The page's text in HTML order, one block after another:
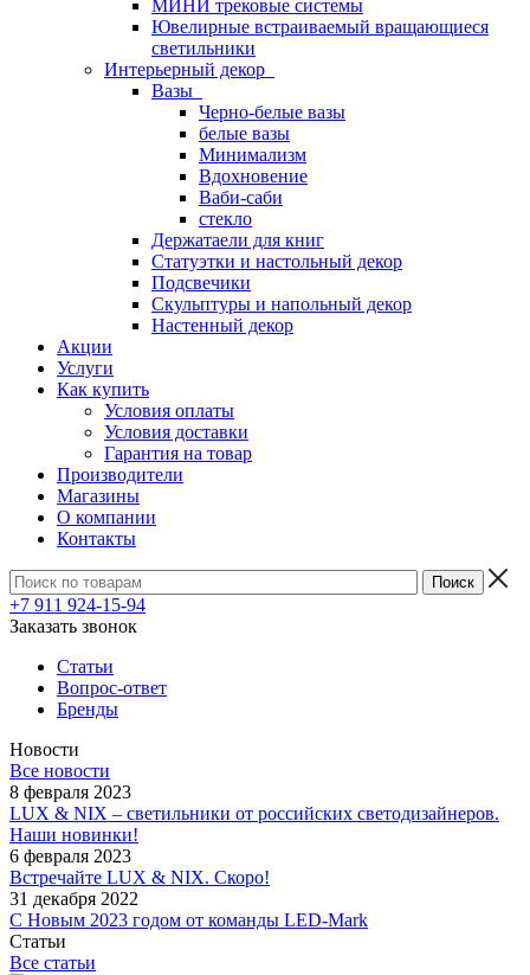
МИНИ трековые системы
Ювелирные встраиваемый вращающиеся
светильники
Интерьерный декор
Вазы
Черно-белые вазы
белые вазы
Минимализм
Вдохновение
Ваби-саби
стекло
Держатаели для книг
Статуэтки и настольный декор
Подсвечики
Скульптуры и напольный декор
Настенный декор
Акции
Услуги
Как купить
Условия оплаты
Условия доставки
Гарантия на товар
Производители
Магазины
О компании
Контакты
+7 911 924-15-94
Заказать звонок
Статьи
Вопрос-ответ
Бренды
Новости
Все новости
8 февраля 2023
LUX & NIX – светильники от российских светодизайнеров.
Наши новинки!
6 февраля 2023
Встречайте LUX & NIX. Скоро!
31 декабря 2022
С Новым 2023 годом от команды LED-Mark
Статьи
Все статьи